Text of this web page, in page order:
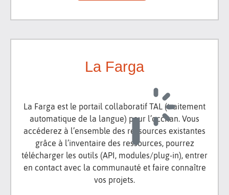
La Farga
La Farga est le portail collaboratif TAL (traitement
automatique de la langue) pour l’occitan. Vous
accéderez à l’ensemble des ressources existantes
grâce à l’inventaire des ressources, pourrez
télécharger les outils (API, modules/plug-in), entrer
en contact avec la communauté et faire connaître
vos projets.